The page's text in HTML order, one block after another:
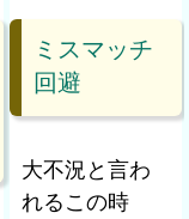
ミスマッチ
回避
大不況と言わ
れるこの時